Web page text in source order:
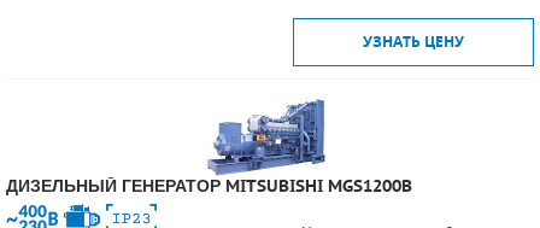
УЗНАТЬ ЦЕНУ
ДИЗЕЛЬНЫЙ ГЕНЕРАТОР MITSUBISHI MGS1200B